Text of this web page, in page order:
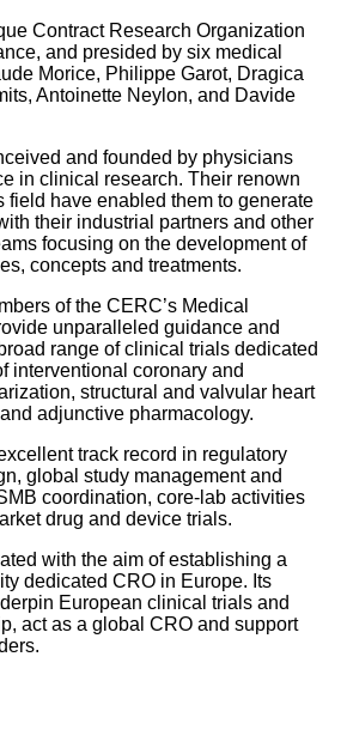
Contract Research Organization
and presided by six medical
Morice, Philippe Garot, Dragica
Antoinette Neylon, and Davide
and founded by physicians
in clinical research. Their renown
field have enabled them to generate
their industrial partners and other
focusing on the development of
concepts and treatments.
of the CERC’s Medical
unparalleled guidance and
range of clinical trials dedicated
interventional coronary and
structural and valvular heart
adjunctive pharmacology.
track record in regulatory
global study management and
coordination, core-lab activities
drug and device trials.
with the aim of establishing a
dedicated CRO in Europe. Its
European clinical trials and
act as a global CRO and support